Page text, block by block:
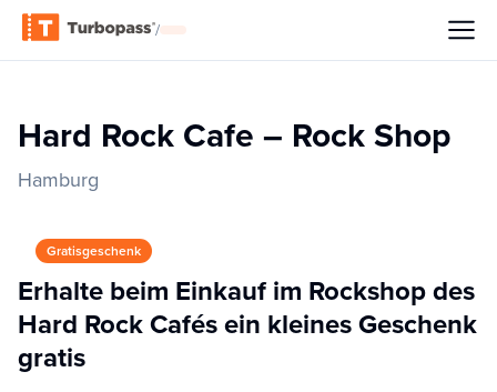
/
Hard Rock Cafe – Rock Shop
Hamburg
Gratisgeschenk
Erhalte beim Einkauf im Rockshop des
Hard Rock Cafés ein kleines Geschenk
gratis